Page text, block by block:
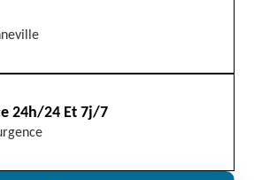
24h/24 Et 7j/7